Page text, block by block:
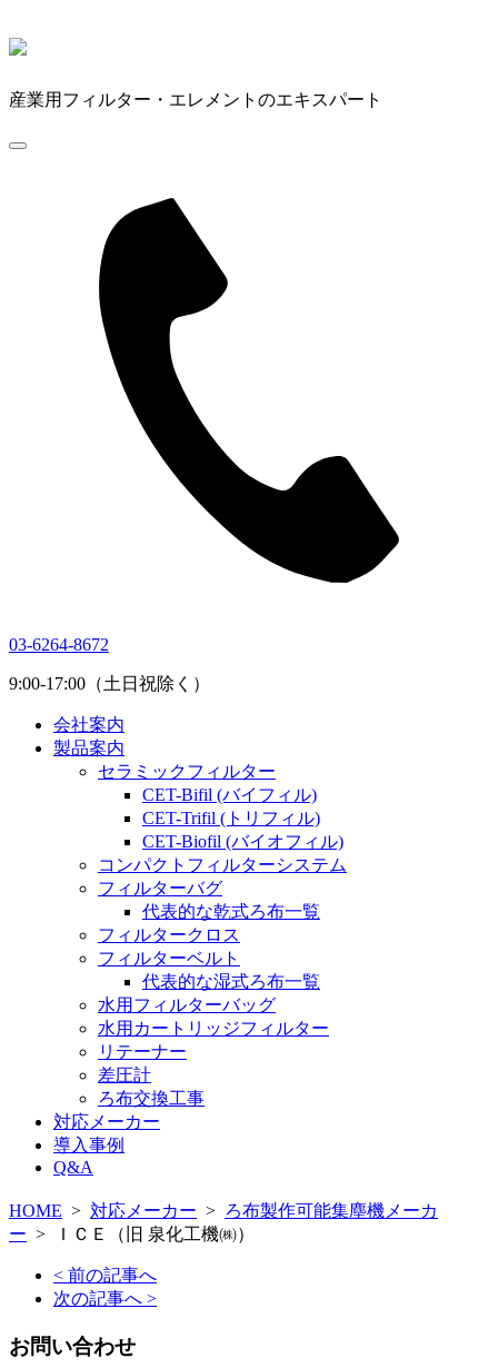
産業用フィルター・エレメントのエキスパート
03-6264-8672
9:00-17:00（土日祝除く）
会社案内
製品案内
セラミックフィルター
CET-Bifil (バイフィル)
CET-Trifil (トリフィル)
CET-Biofil (バイオフィル)
コンパクトフィルターシステム
フィルターバグ
代表的な乾式ろ布一覧
フィルタークロス
フィルターベルト
代表的な湿式ろ布一覧
水用フィルターバッグ
水用カートリッジフィルター
リテーナー
差圧計
ろ布交換工事
対応メーカー
導入事例
Q&A
HOME > 対応メーカー > ろ布製作可能集塵機メーカ
ー > ＩＣＥ（旧 泉化工機㈱）
< 前の記事へ
次の記事へ >
お問い合わせ